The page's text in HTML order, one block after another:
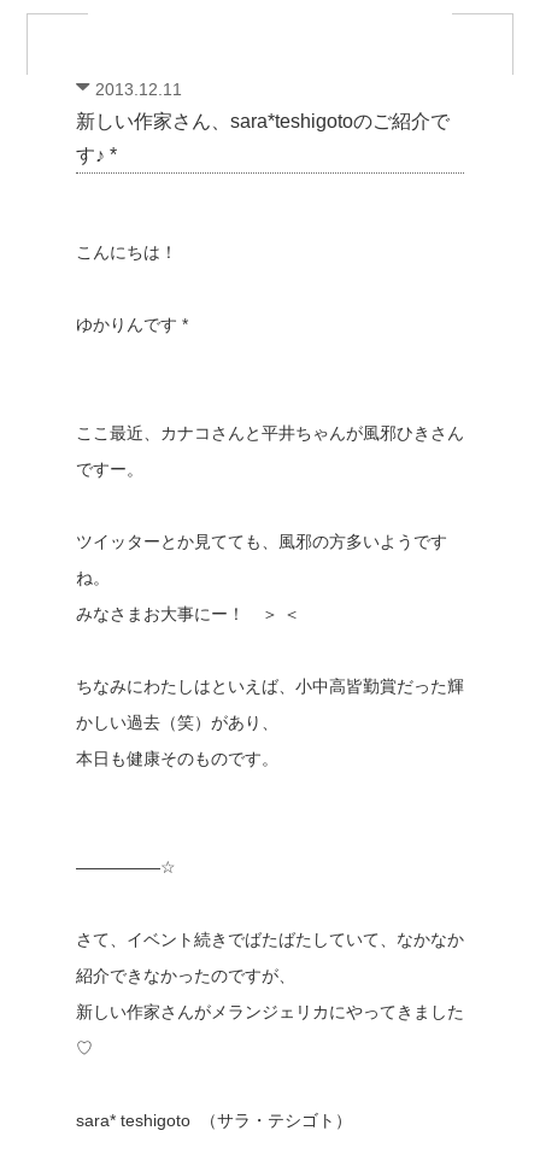
2013.12.11
新しい作家さん、sara*teshigotoのご紹介で
す♪ *
こんにちは！
ゆかりんです *
ここ最近、カナコさんと平井ちゃんが風邪ひきさん
ですー。
ツイッターとか見てても、風邪の方多いようです
ね。
みなさまお大事にー！ ＞ ＜
ちなみにわたしはといえば、小中高皆勤賞だった輝
かしい過去（笑）があり、
本日も健康そのものです。
—————☆
さて、イベント続きでばたばたしていて、なかなか
紹介できなかったのですが、
新しい作家さんがメランジェリカにやってきました
♡
sara* teshigoto （サラ・テシゴト）